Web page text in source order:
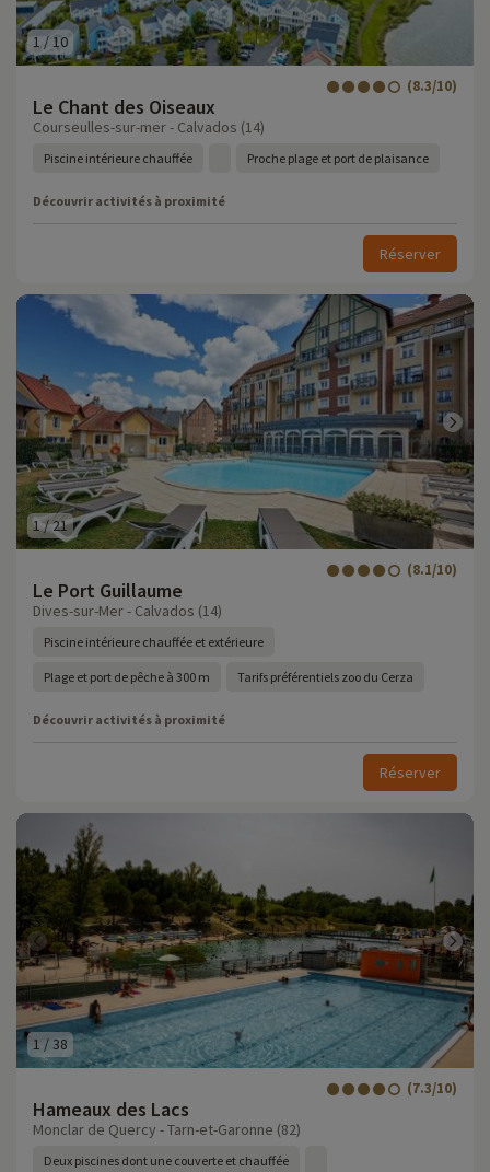
1 / 10
Le Chant des Oiseaux
(8.3/10)
Courseulles-sur-mer - Calvados (14)
Piscine intérieure chauffée Proche plage et port de plaisance
Découvrir activités à proximité
Réserver
1/21
Le Port Guillaume
(8.1/10)
Dives-sur-Mer - Calvados (14)
Piscine intérieure chauffée et extérieure
Plage et port de pêche à 300 m Tarifs préférentiels zoo du Cerza
Découvrir activités à proximité
Réserver
1 /38
Hameaux des Lacs
(7.3/10)
Monclar de Quercy - Tarn-et-Garonne (82)
Deux piscines dont une couverte et chauffée